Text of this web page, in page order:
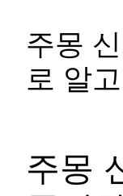
주몽
로 알
주몽